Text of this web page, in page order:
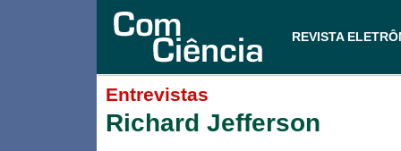
REVISTA
Entrevistas
Richard Jefferson